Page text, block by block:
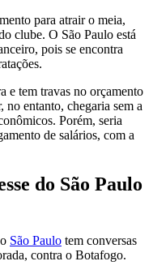
para atrair o meia,
clube. O São Paulo está
pois se encontra
e tem travas no orçamento
no entanto, chegaria sem a
Porém, seria
de salários, com a
do São Paulo
São Paulo tem conversas
contra o Botafogo.